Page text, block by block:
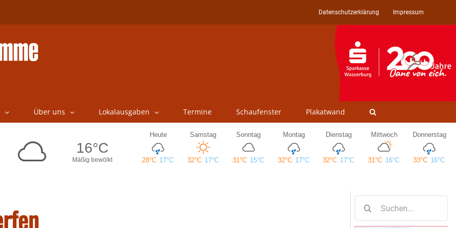
Datenschutzerklärung Impressum
Über uns Lokalausgaben Termine Schaufenster Plakatwand
nach: